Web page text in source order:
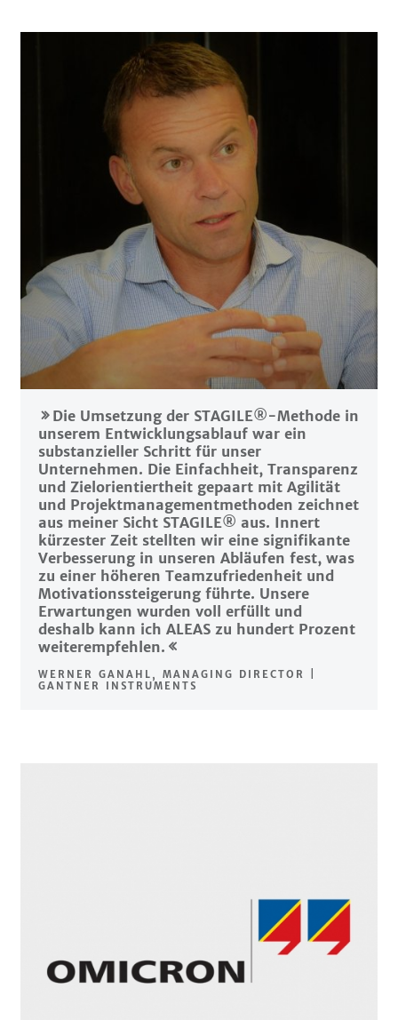
Die Umsetzung der STAGILE®-Methode in
unserem Entwicklungsablauf war ein
substanzieller Schritt für unser
Unternehmen. Die Einfachheit, Transparenz
und Zielorientiertheit gepaart mit Agilität
und Projektmanagementmethoden zeichnet
aus meiner Sicht STAGILE® aus. Innert
kürzester Zeit stellten wir eine signifikante
Verbesserung in unseren Abläufen fest, was
zu einer höheren Teamzufriedenheit und
Motivationssteigerung führte. Unsere
Erwartungen wurden voll erfüllt und
deshalb kann ich ALEAS zu hundert Prozent
weiterempfehlen.
WERNER GANAHL, MANAGING DIRECTOR |
GANTNER INSTRUMENTS